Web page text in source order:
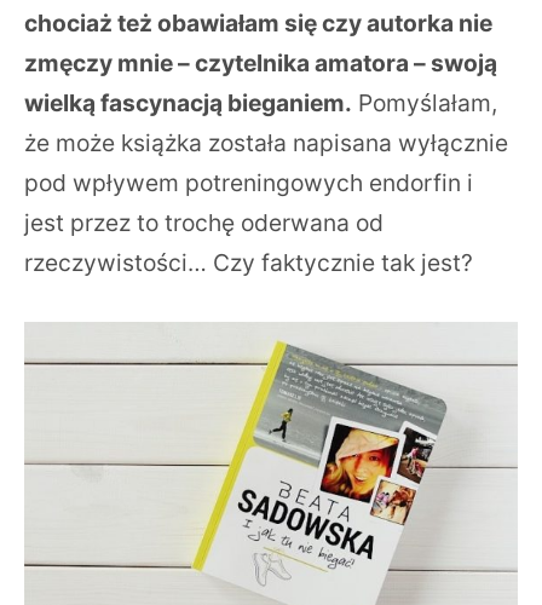
chociaż też obawiałam się czy autorka nie
zmęczy mnie – czytelnika amatora – swoją
wielką fascynacją bieganiem. Pomyślałam,
że może książka została napisana wyłącznie
pod wpływem potreningowych endorfin i
jest przez to trochę oderwana od
rzeczywistości… Czy faktycznie tak jest?